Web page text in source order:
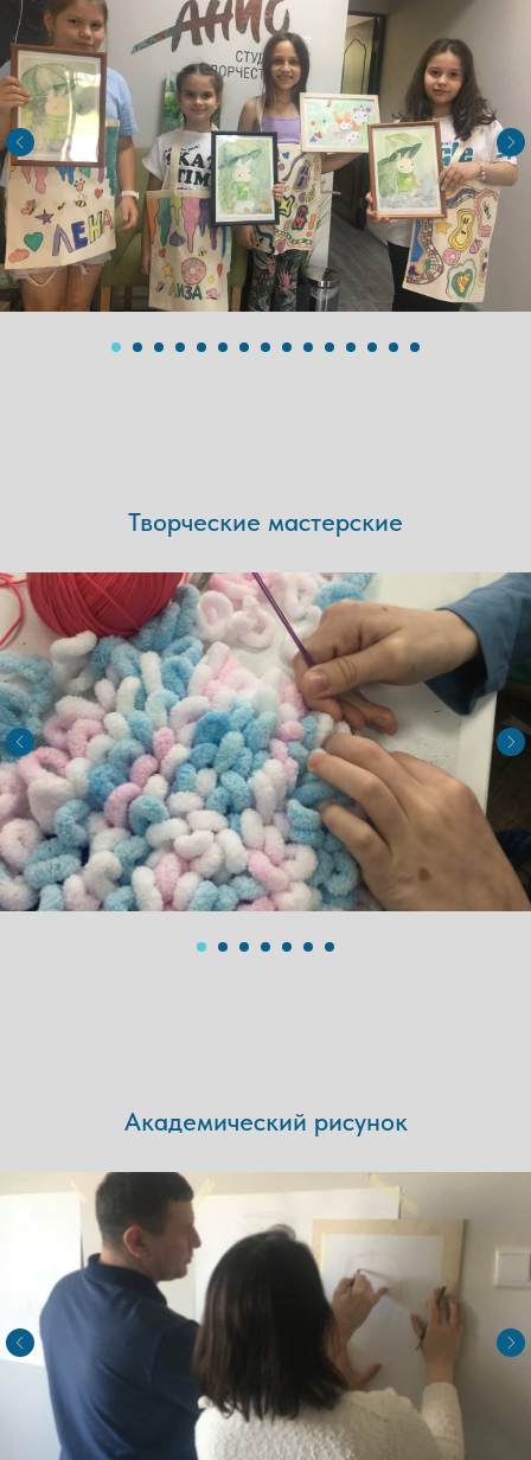
Творческие мастерские
Академический рисунок